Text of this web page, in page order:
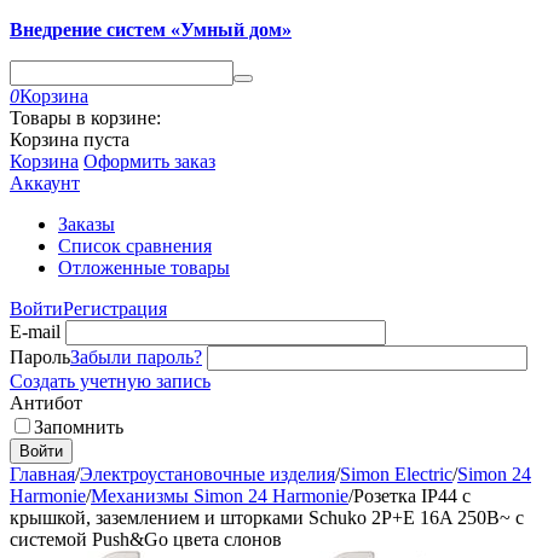
Внедрение систем «Умный дом»
0Корзина
Товары в корзине:
Корзина пуста
Корзина Оформить заказ
Аккаунт
Заказы
Список сравнения
Отложенные товары
ВойтиРегистрация
E-mail
ПарольЗабыли пароль?
Создать учетную запись
Антибот
Запомнить
Войти
Главная/Электроустановочные изделия/Simon Electric/Simon 24
Harmonie/Механизмы Simon 24 Harmonie/Розетка IP44 с
крышкой, заземлением и шторками Schuko 2Р+Е 16A 250В~ с
системой Push&Go цвета слонов